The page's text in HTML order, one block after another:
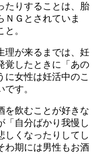
たりすることは、胎
ＮＧとされていま
。
理が来るまでは、妊
覚したときに「あの
に女性は妊活中のこ
す。
を飲むことが好きな
「自分ばかり我慢し
しくなったりしてし
わ期には男性もお酒